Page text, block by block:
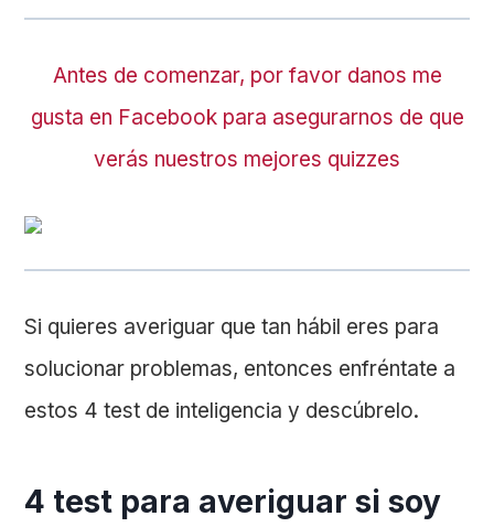
Antes de comenzar, por favor danos me
gusta en Facebook para asegurarnos de que
verás nuestros mejores quizzes
Si quieres averiguar que tan hábil eres para
solucionar problemas, entonces enfréntate a
estos 4 test de inteligencia y descúbrelo.
4 test para averiguar si soy